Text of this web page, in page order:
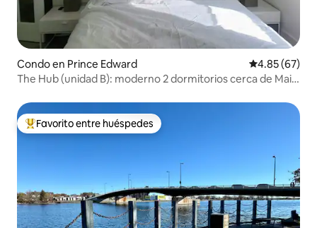
Condo en Prince Edward Calificación
4.85 (67)
The Hub (unidad B): moderno 2 dormitorios cerca de Main
Favorito entre huéspedes preferido
Favorito entre huéspedes